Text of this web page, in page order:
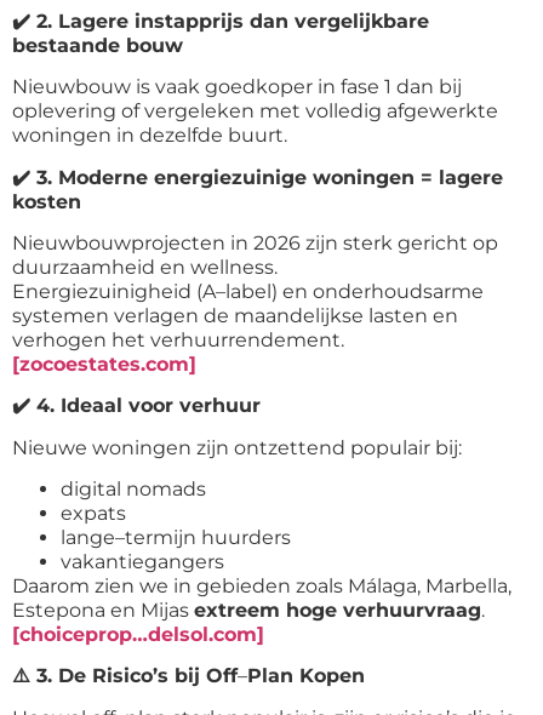
✔️ 2. Lagere instapprijs dan vergelijkbare
bestaande bouw
Nieuwbouw is vaak goedkoper in fase 1 dan bij
oplevering of vergeleken met volledig afgewerkte
woningen in dezelfde buurt.
✔️ 3. Moderne energiezuinige woningen = lagere
kosten
Nieuwbouwprojecten in 2026 zijn sterk gericht op
duurzaamheid en wellness.
Energiezuinigheid (A–label) en onderhoudsarme
systemen verlagen de maandelijkse lasten en
verhogen het verhuurrendement.
[zocoestates.com]
✔️ 4. Ideaal voor verhuur
Nieuwe woningen zijn ontzettend populair bij:
digital nomads
expats
lange–termijn huurders
vakantiegangers
Daarom zien we in gebieden zoals Málaga, Marbella,
Estepona en Mijas extreem hoge verhuurvraag.
[choiceprop…delsol.com]
⚠️ 3. De Risico’s bij Off–Plan Kopen